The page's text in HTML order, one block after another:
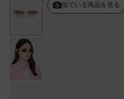
似ている商品を見る